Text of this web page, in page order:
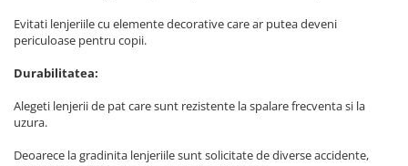
Evitati lenjeriile cu elemente decorative care ar putea deveni
periculoase pentru copii.
Durabilitatea:
Alegeti lenjerii de pat care sunt rezistente la spalare frecventa si la
uzura.
Deoarece la gradinita lenjeriile sunt solicitate de diverse accidente,